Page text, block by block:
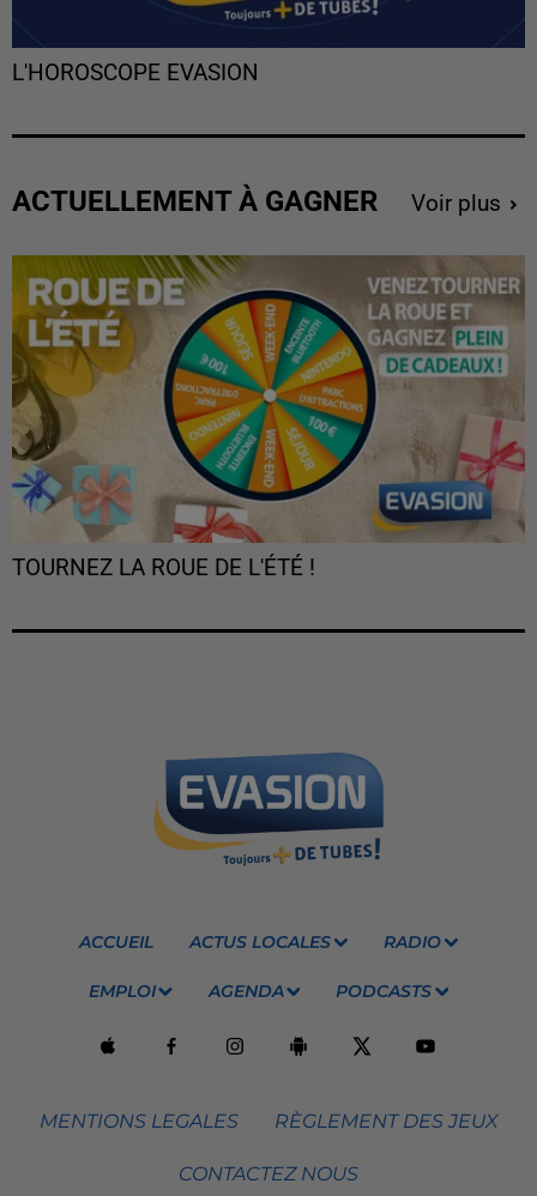
L'HOROSCOPE EVASION
ACTUELLEMENT À GAGNER Voir plus
TOURNEZ LA ROUE DE L'ÉTÉ !
ACCUEIL ACTUS LOCALES RADIO
EMPLOI AGENDA PODCASTS
MENTIONS LEGALES RÈGLEMENT DES JEUX
CONTACTEZ NOUS